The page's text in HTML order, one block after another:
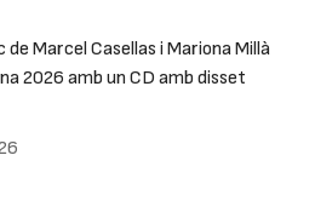
Marcel Casellas i Mariona Millà
2026 amb un CD amb disset